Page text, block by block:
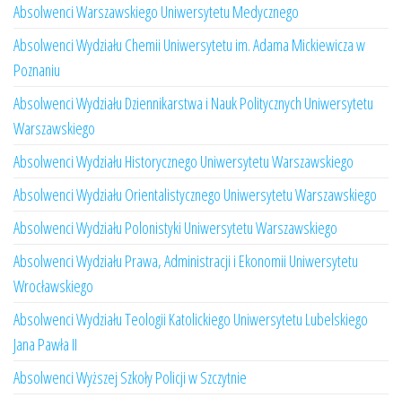
Absolwenci Warszawskiego Uniwersytetu Medycznego
Absolwenci Wydziału Chemii Uniwersytetu im. Adama Mickiewicza w
Poznaniu
Absolwenci Wydziału Dziennikarstwa i Nauk Politycznych Uniwersytetu
Warszawskiego
Absolwenci Wydziału Historycznego Uniwersytetu Warszawskiego
Absolwenci Wydziału Orientalistycznego Uniwersytetu Warszawskiego
Absolwenci Wydziału Polonistyki Uniwersytetu Warszawskiego
Absolwenci Wydziału Prawa, Administracji i Ekonomii Uniwersytetu
Wrocławskiego
Absolwenci Wydziału Teologii Katolickiego Uniwersytetu Lubelskiego
Jana Pawła II
Absolwenci Wyższej Szkoły Policji w Szczytnie